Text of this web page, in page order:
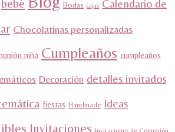
bebé Bodas cajas Calendario de
Chocolatinas personalizadas
niña Cumpleaños cumpleaños
Decoración detalles invitados
fiestas Handmade Ideas
Invitaciones Invitaciones de Comunión